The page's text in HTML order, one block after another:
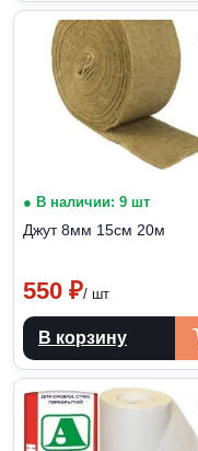
● В наличии: 9 шт
Джут 8мм 15см 20м
550 ₽/ шт
В корзину